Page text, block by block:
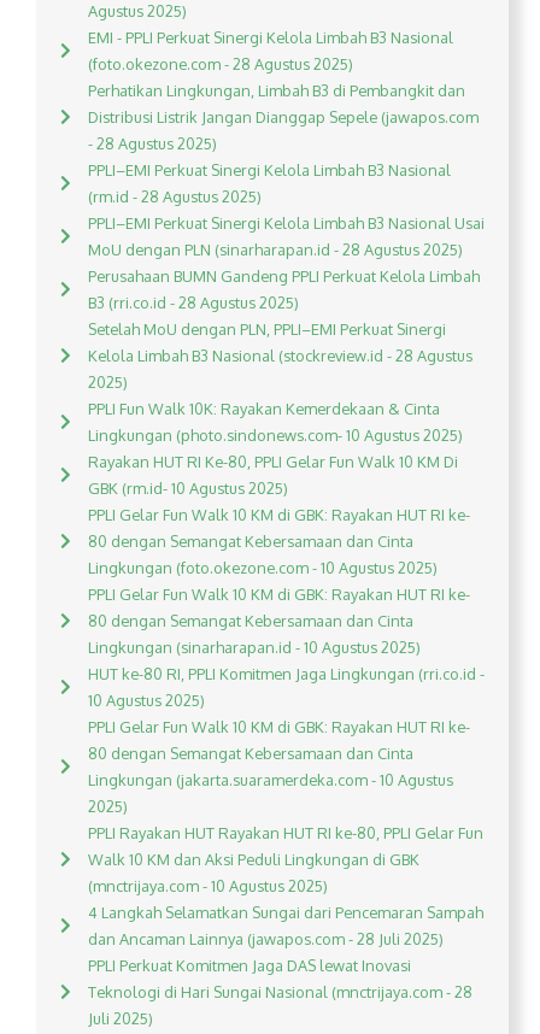
Agustus 2025)
EMI - PPLI Perkuat Sinergi Kelola Limbah B3 Nasional
(foto.okezone.com - 28 Agustus 2025)
Perhatikan Lingkungan, Limbah B3 di Pembangkit dan
Distribusi Listrik Jangan Dianggap Sepele (jawapos.com
- 28 Agustus 2025)
PPLI–EMI Perkuat Sinergi Kelola Limbah B3 Nasional
(rm.id - 28 Agustus 2025)
PPLI–EMI Perkuat Sinergi Kelola Limbah B3 Nasional Usai
MoU dengan PLN (sinarharapan.id - 28 Agustus 2025)
Perusahaan BUMN Gandeng PPLI Perkuat Kelola Limbah
B3 (rri.co.id - 28 Agustus 2025)
Setelah MoU dengan PLN, PPLI–EMI Perkuat Sinergi
Kelola Limbah B3 Nasional (stockreview.id - 28 Agustus
2025)
PPLI Fun Walk 10K: Rayakan Kemerdekaan & Cinta
Lingkungan (photo.sindonews.com- 10 Agustus 2025)
Rayakan HUT RI Ke-80, PPLI Gelar Fun Walk 10 KM Di
GBK (rm.id- 10 Agustus 2025)
PPLI Gelar Fun Walk 10 KM di GBK: Rayakan HUT RI ke-
80 dengan Semangat Kebersamaan dan Cinta
Lingkungan (foto.okezone.com - 10 Agustus 2025)
PPLI Gelar Fun Walk 10 KM di GBK: Rayakan HUT RI ke-
80 dengan Semangat Kebersamaan dan Cinta
Lingkungan (sinarharapan.id - 10 Agustus 2025)
HUT ke-80 RI, PPLI Komitmen Jaga Lingkungan (rri.co.id -
10 Agustus 2025)
PPLI Gelar Fun Walk 10 KM di GBK: Rayakan HUT RI ke-
80 dengan Semangat Kebersamaan dan Cinta
Lingkungan (jakarta.suaramerdeka.com - 10 Agustus
2025)
PPLI Rayakan HUT Rayakan HUT RI ke-80, PPLI Gelar Fun
Walk 10 KM dan Aksi Peduli Lingkungan di GBK
(mnctrijaya.com - 10 Agustus 2025)
4 Langkah Selamatkan Sungai dari Pencemaran Sampah
dan Ancaman Lainnya (jawapos.com - 28 Juli 2025)
PPLI Perkuat Komitmen Jaga DAS lewat Inovasi
Teknologi di Hari Sungai Nasional (mnctrijaya.com - 28
Juli 2025)